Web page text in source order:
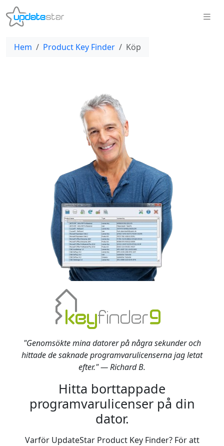
Hem Product Key Finder Köp
"Genomsökte mina datorer på några sekunder och
hittade de saknade programvarulicenserna jag letat
efter." — Richard B.
Hitta borttappade
programvarulicenser på din
dator.
Varför UpdateStar Product Key Finder? För att